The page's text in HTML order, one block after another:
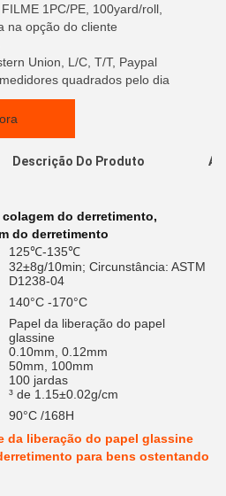
1PC/PE, 100yard/roll,
na opção do cliente
Union, L/C, T/T, Paypal
quadrados pelo dia
Descrição Do Produto
do derretimento,
do derretimento
125℃-135℃
32±8g/10min; Circunstância: ASTM
D1238-04
140°C -170°C
Papel da liberação do papel
glassine
0.10mm, 0.12mm
50mm, 100mm
100 jardas
³ de 1.15±0.02g/cm
90°C /168H
da liberação do papel glassine
para bens ostentando